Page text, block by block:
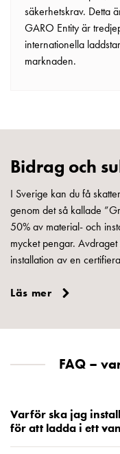
säkerhetskrav. Detta
GARO Entity är
internationella
marknaden.
Bidrag och
I Sverige kan du få
genom det så kallade
50% av material- och
mycket pengar.
installation av en
Läs mer
FAQ –
Varför ska jag
för att ladda i ett